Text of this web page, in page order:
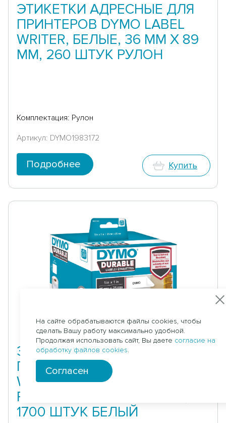
ЭТИКЕТКИ АДРЕСНЫЕ ДЛЯ
ПРИНТЕРОВ DYMO LABEL
WRITER, БЕЛЫЕ, 36 ММ Х 89
ММ, 260 ШТУК РУЛОН
Комплектация: Рулон
Артикул: DYMO1983172
Подробнее Купить
ЭТИКЕТКИ АДРЕСНЫЕ ДЛЯ
ПРИНТЕРОВ DYMO LABEL
WRITER, СТОЙКИЕ К
РАЗРЫВУ, 25 ММ Х 25 ММ,
1700 ШТУК БЕЛЫЙ
На сайте обрабатываются файлы cookies, чтобы
сделать Вашу работу максимально удобной.
Продолжая использовать сайт, Вы даете согласие на
обработку файлов cookies.
Согласен